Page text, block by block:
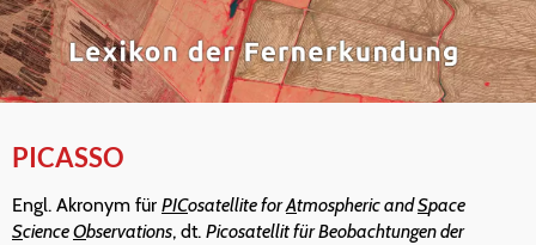
PICASSO
Engl. Akronym für PICosatellite forAtmospheric andSpace
ScienceObservations, dt. Picosatellit für Beobachtungen der